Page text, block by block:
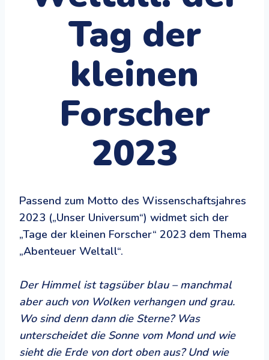
Tag der
kleinen
Forscher
2023
Passend zum Motto des Wissenschaftsjahres
2023 („Unser Universum“) widmet sich der
„Tage der kleinen Forscher“ 2023 dem Thema
„Abenteuer Weltall“.
Der Himmel ist tagsüber blau – manchmal
aber auch von Wolken verhangen und grau.
Wo sind denn dann die Sterne? Was
unterscheidet die Sonne vom Mond und wie
sieht die Erde von dort oben aus? Und wie